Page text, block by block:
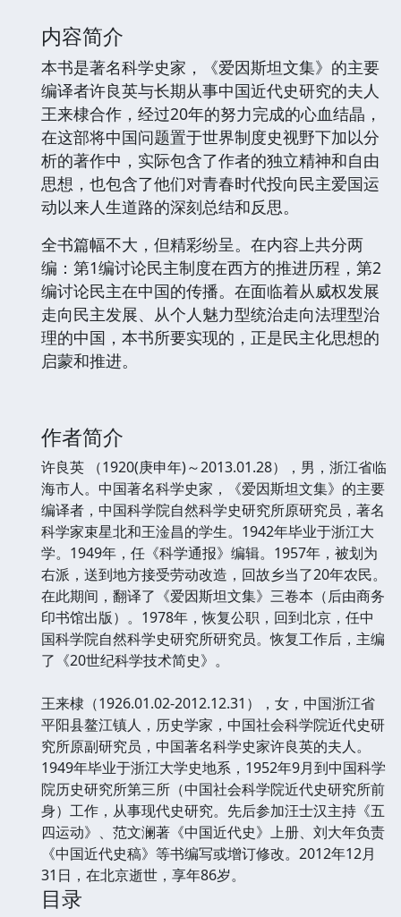
内容简介
本书是著名科学史家，《爱因斯坦文集》的主要
编译者许良英与长期从事中国近代史研究的夫人
王来棣合作，经过20年的努力完成的心血结晶，
在这部将中国问题置于世界制度史视野下加以分
析的著作中，实际包含了作者的独立精神和自由
思想，也包含了他们对青春时代投向民主爱国运
动以来人生道路的深刻总结和反思。
全书篇幅不大，但精彩纷呈。在内容上共分两
编：第1编讨论民主制度在西方的推进历程，第2
编讨论民主在中国的传播。在面临着从威权发展
走向民主发展、从个人魅力型统治走向法理型治
理的中国，本书所要实现的，正是民主化思想的
启蒙和推进。
作者简介
许良英 （1920(庚申年)～2013.01.28），男，浙江省临
海市人。中国著名科学史家，《爱因斯坦文集》的主要
编译者，中国科学院自然科学史研究所原研究员，著名
科学家束星北和王淦昌的学生。1942年毕业于浙江大
学。1949年，任《科学通报》编辑。1957年，被划为
右派，送到地方接受劳动改造，回故乡当了20年农民。
在此期间，翻译了《爱因斯坦文集》三卷本（后由商务
印书馆出版）。1978年，恢复公职，回到北京，任中
国科学院自然科学史研究所研究员。恢复工作后，主编
了《20世纪科学技术简史》。
王来棣（1926.01.02-2012.12.31），女，中国浙江省
平阳县鳌江镇人，历史学家，中国社会科学院近代史研
究所原副研究员，中国著名科学史家许良英的夫人。
1949年毕业于浙江大学史地系，1952年9月到中国科学
院历史研究所第三所（中国社会科学院近代史研究所前
身）工作，从事现代史研究。先后参加汪士汉主持《五
四运动》、范文澜著《中国近代史》上册、刘大年负责
《中国近代史稿》等书编写或增订修改。2012年12月
31日，在北京逝世，享年86岁。
目录